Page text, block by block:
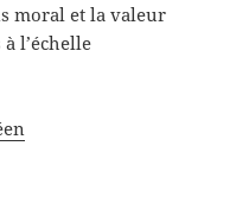
moral et la valeur
l’échelle